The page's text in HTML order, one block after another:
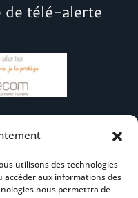
utilisons des technologies
aux informations des
nous permettra de
de télé-alerte